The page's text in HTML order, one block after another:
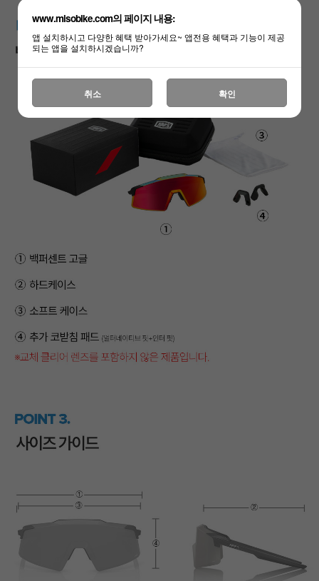
www.misobike.com의 페이지 내용:
앱 설치하시고 다양한 혜택 받아가세요~ 앱전용 혜택과 기능이 제공
되는 앱을 설치하시겠습니까?
취소 확인